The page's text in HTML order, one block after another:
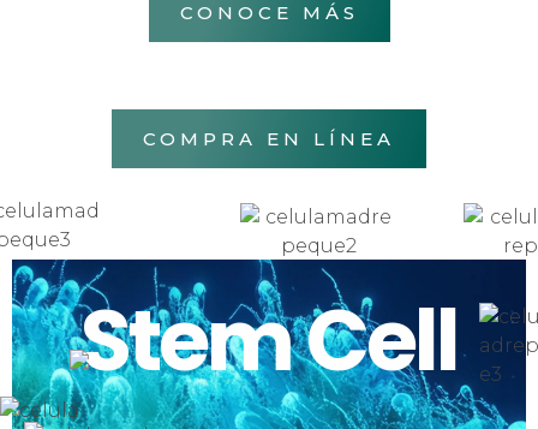
CONOCE MÁS
COMPRA EN LÍNEA
Stem Cell